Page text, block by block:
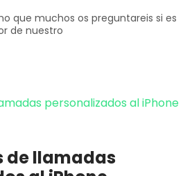
que muchos os preguntareis si es
de nuestro
de llamadas